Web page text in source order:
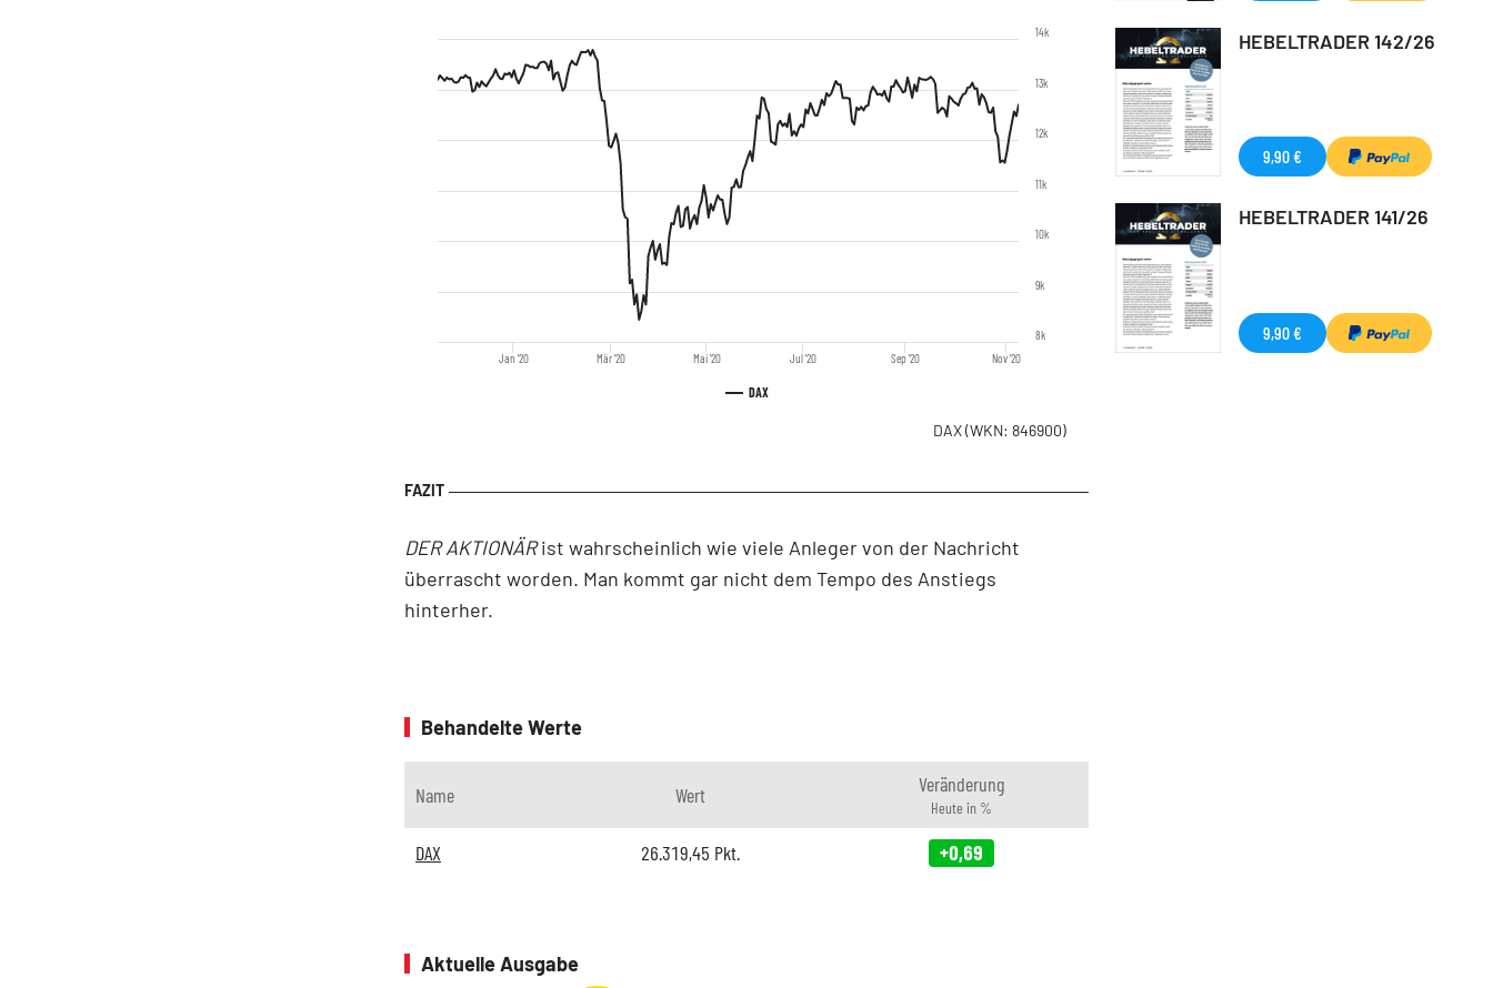
DAX
Jan '20 Mär '20 Mai '20 Jul '20 Sep '20 Nov '20
8k
9k
10k
11k
12k
13k
14k
DAX(WKN: 846900)
DER AKTIONÄRist wahrscheinlich wie viele Anleger von der Nachricht
überrascht worden. Man kommt gar nicht dem Tempo des Anstiegs
hinterher.
Behandelte Werte
Name Wert Veränderung
Heute in %
DAX 26.319,45 Pkt. +0,69
Aktuelle Ausgabe
HEBELTRADER 142/26
9,90 €
HEBELTRADER 141/26
9,90 €